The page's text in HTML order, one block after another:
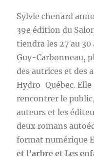
Sylvie chenard
39e édition du
tiendra les 27 au
Guy-Carbonneau,
des autrices et des
Hydro-Québec.
rencontrer le
auteurs et les
deux romans
format numérique
et l’arbre et Les